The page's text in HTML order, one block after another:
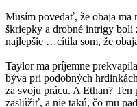
Musím povedať, že obaja ma
škriepky a drobné intrigy boli
najlepšie …cítila som, že
Taylor ma príjemne
býva pri podobných
za svoju prácu. A Ethan?
zaslúžiť, a nie takú, čo mu